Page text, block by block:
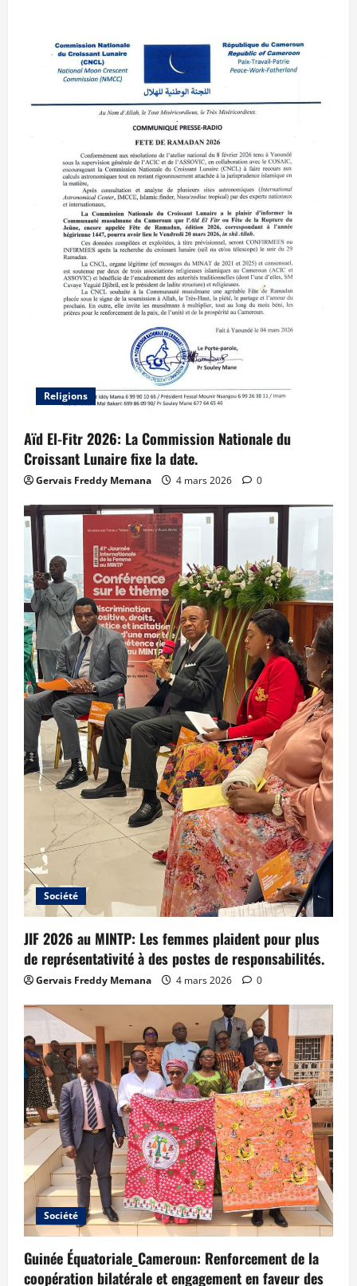
Religions
Aïd El-Fitr 2026: La Commission Nationale du
Croissant Lunaire fixe la date.
Gervais Freddy Memana 4 mars 2026 0
Société
JIF 2026 au MINTP: Les femmes plaident pour plus
de représentativité à des postes de responsabilités.
Gervais Freddy Memana 4 mars 2026 0
Société
Guinée Équatoriale_Cameroun: Renforcement de la
coopération bilatérale et engagement en faveur des